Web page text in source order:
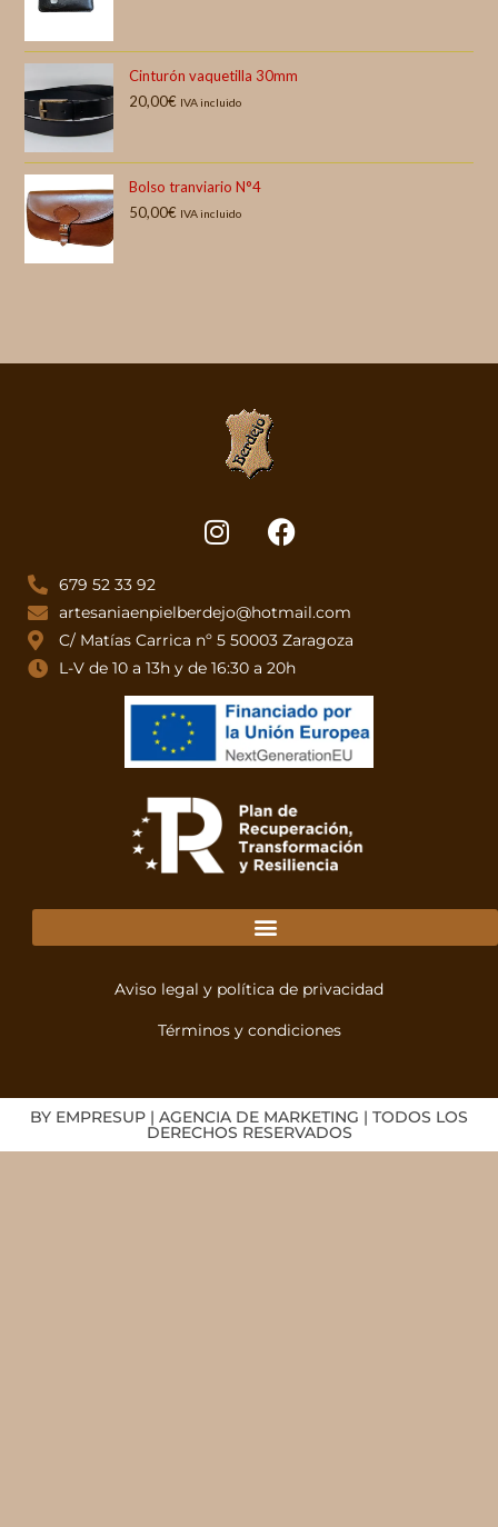
Cinturón vaquetilla 30mm
20,00€ IVA incluido
Bolso tranviario N°4
50,00€ IVA incluido
679 52 33 92
artesaniaenpielberdejo@hotmail.com
C/ Matías Carrica nº 5 50003 Zaragoza
L-V de 10 a 13h y de 16:30 a 20h
Aviso legal y política de privacidad
Términos y condiciones
BY EMPRESUP | AGENCIA DE MARKETING | TODOS LOS
DERECHOS RESERVADOS